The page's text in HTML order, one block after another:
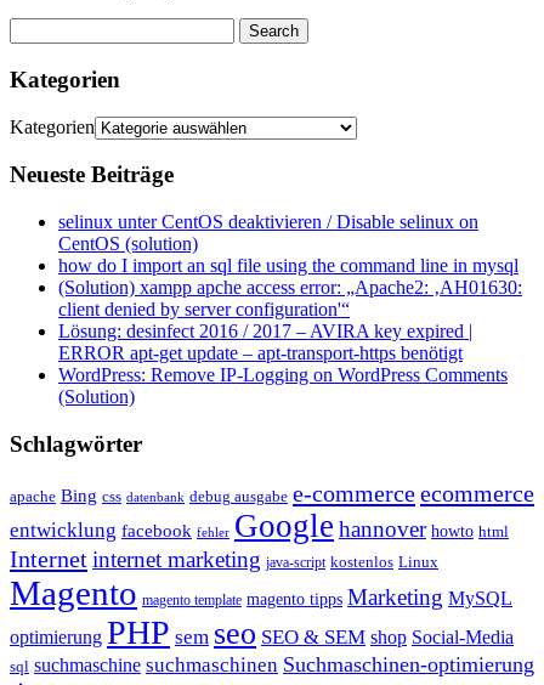
Kategorien
Kategorien
Neueste Beiträge
selinux unter CentOS deaktivieren / Disable selinux on
CentOS (solution)
how do I import an sql file using the command line in mysql
(Solution) xampp apche access error: „Apache2: ‚AH01630:
client denied by server configuration'“
Lösung: desinfect 2016 / 2017 – AVIRA key expired |
ERROR apt-get update – apt-transport-https benötigt
WordPress: Remove IP-Logging on WordPress Comments
(Solution)
Schlagwörter
apache Bing css datenbank debug ausgabe e-commerceecommerce
entwicklung facebook fehler Google hannover howto html
Internetinternet marketing java-script kostenlos Linux
Magento magento template magento tipps Marketing MySQL
optimierung PHP sem seo SEO & SEM shop Social-Media
sql suchmaschine suchmaschinen Suchmaschinen-optimierung